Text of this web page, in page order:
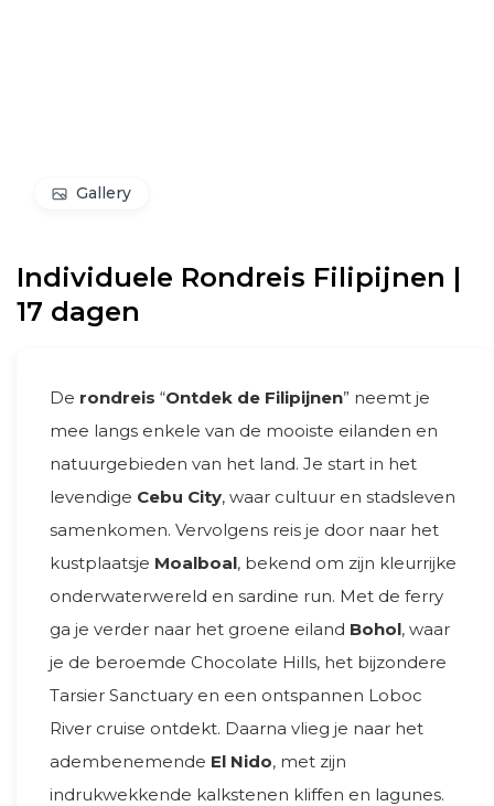
Gallery
Individuele Rondreis Filipijnen |
17 dagen
De rondreis “Ontdek de Filipijnen” neemt je
mee langs enkele van de mooiste eilanden en
natuurgebieden van het land. Je start in het
levendige Cebu City, waar cultuur en stadsleven
samenkomen. Vervolgens reis je door naar het
kustplaatsje Moalboal, bekend om zijn kleurrijke
onderwaterwereld en sardine run. Met de ferry
ga je verder naar het groene eiland Bohol, waar
je de beroemde Chocolate Hills, het bijzondere
Tarsier Sanctuary en een ontspannen Loboc
River cruise ontdekt. Daarna vlieg je naar het
adembenemende El Nido, met zijn
indrukwekkende kalkstenen kliffen en lagunes.